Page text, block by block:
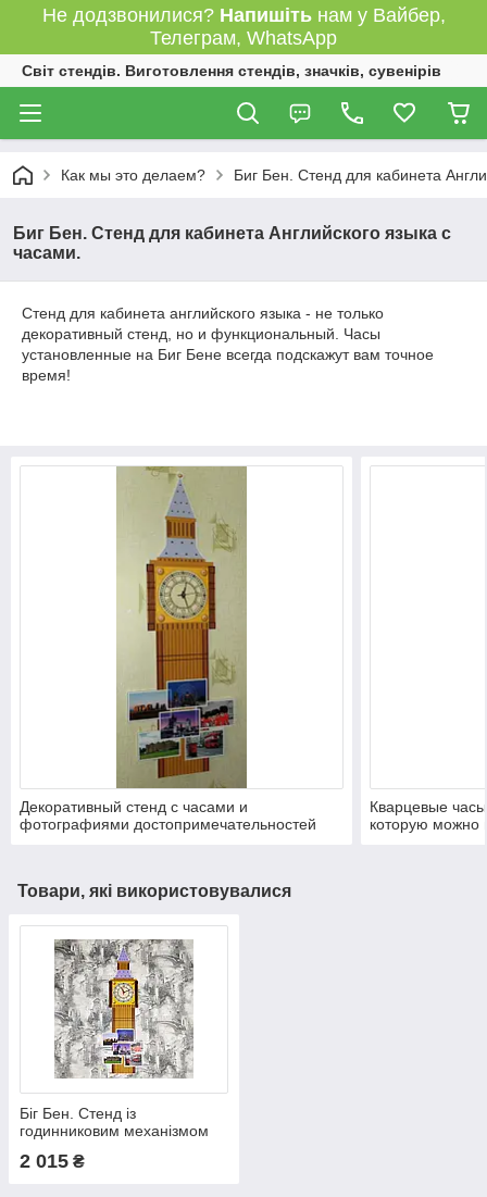
Не додзвонилися? Напишітьнам у Вайбер,
Телеграм, WhatsApp
Світ стендів. Виготовлення стендів, значків, сувенірів
Как мы это делаем? Биг Бен. Стенд для кабинета
Биг Бен. Стенд для кабинета Английского языка с
часами.
Стенд для кабинета английского языка - не только
декоративный стенд, но и функциональный. Часы
установленные на Биг Бене всегда подскажут вам точное
время!
Декоративный стенд с часами и
фотографиями достопримечательностей
Кварцевые
которую можно
Товари, які використовувалися
Біг Бен. Стенд із
годинниковим механізмом
2 015 ₴